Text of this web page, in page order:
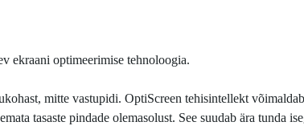
ekraani optimeerimise tehnoloogia.
mitte vastupidi. OptiScreen tehisintellekt võimaldab
tasaste pindade olemasolust. See suudab ära tunda